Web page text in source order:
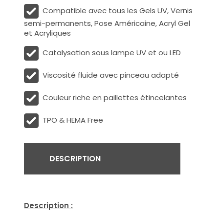
Compatible avec tous les Gels UV, Vernis
semi-permanents, Pose Américaine, Acryl Gel
et Acryliques
Catalysation sous lampe UV et ou LED
Viscosité fluide avec pinceau adapté
Couleur riche en paillettes étincelantes
TPO & HEMA Free
DESCRIPTION
Description :